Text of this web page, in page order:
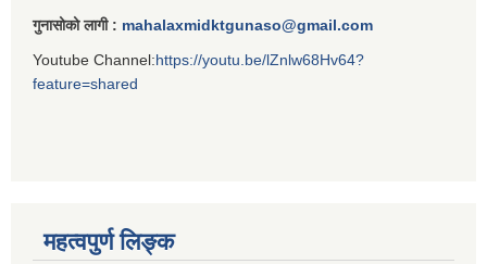
गुनासोको लागी : mahalaxmidktgunaso@gmail.com
Youtube Channel:https://youtu.be/lZnlw68Hv64?
feature=shared
महत्वपुर्ण लिङ्क